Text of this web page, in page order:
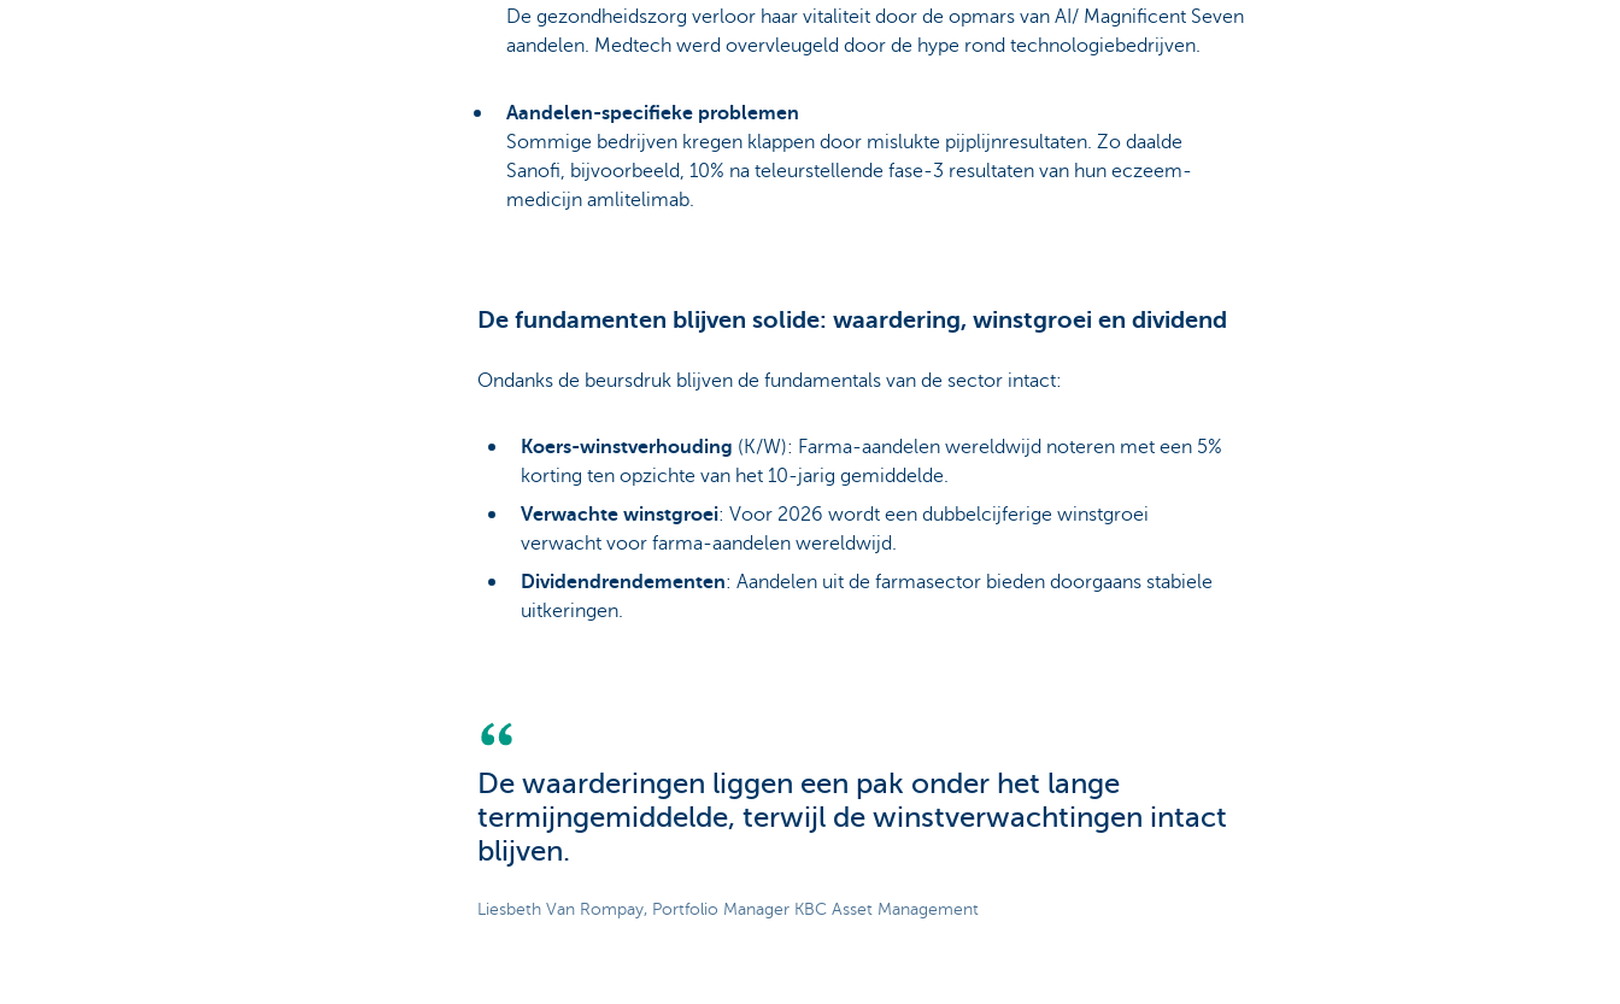
De gezondheidszorg verloor haar vitaliteit door de opmars van AI/ Magnificent Seven
aandelen. Medtech werd overvleugeld door de hype rond technologiebedrijven.
Aandelen-specifieke problemen
Sommige bedrijven kregen klappen door mislukte pijplijnresultaten. Zo daalde
Sanofi, bijvoorbeeld, 10% na teleurstellende fase-3 resultaten van hun eczeem-
medicijn amlitelimab.
De fundamenten blijven solide: waardering, winstgroei en dividend
Ondanks de beursdruk blijven de fundamentals van de sector intact:
Koers-winstverhouding (K/W): Farma-aandelen wereldwijd noteren met een 5%
korting ten opzichte van het 10-jarig gemiddelde.
Verwachte winstgroei: Voor 2026 wordt een dubbelcijferige winstgroei
verwacht voor farma-aandelen wereldwijd.
Dividendrendementen: Aandelen uit de farmasector bieden doorgaans stabiele
uitkeringen.
De waarderingen liggen een pak onder het lange
termijngemiddelde, terwijl de winstverwachtingen intact
blijven.
Liesbeth Van Rompay, Portfolio Manager KBC Asset Management